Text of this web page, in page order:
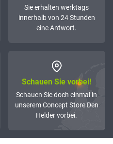
Sie erhalten werktags
innerhalb von 24 Stunden
eine Antwort.
Schauen Sie vorbei!
Schauen Sie doch einmal in
unserem Concept Store Den
Helder vorbei.